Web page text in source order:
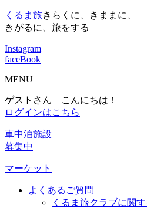
くるま旅きらくに、きままに、
きがるに、旅をする
Instagram
faceBook
MENU
ゲストさん こんにちは！
ログインはこちら
車中泊施設
募集中
マーケット
よくあるご質問
くるま旅クラブに関